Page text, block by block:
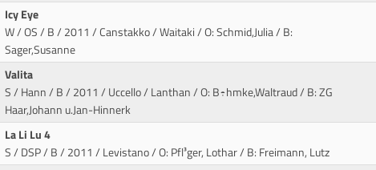
Icy Eye
W / OS / B / 2011 / Canstakko / Waitaki/ O: Schmid,Julia / B:
Sager,Susanne
Valita
S / Hann / B / 2011 / Uccello / Lanthan/ O: B÷hmke,Waltraud / B: ZG
Haar,Johann u.Jan-Hinnerk
La Li Lu 4
S / DSP / B / 2011 / Levistano/ O: Pfl³ger, Lothar / B: Freimann, Lutz